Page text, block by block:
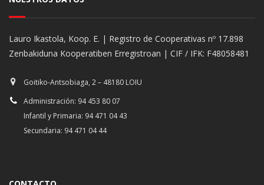
Lauro Ikastola, Koop. E. | Registro de Cooperativas nº 17.898
Zenbakiduna Kooperatiben Erregistroan | CIF / IFK: F48058481
Goitiko-Antsobiaga, 2 – 48180 LOIU
Administración: 94 453 80 07
Infantil y Primaria: 94 471 04 43
Secundaria: 94 471 04 44